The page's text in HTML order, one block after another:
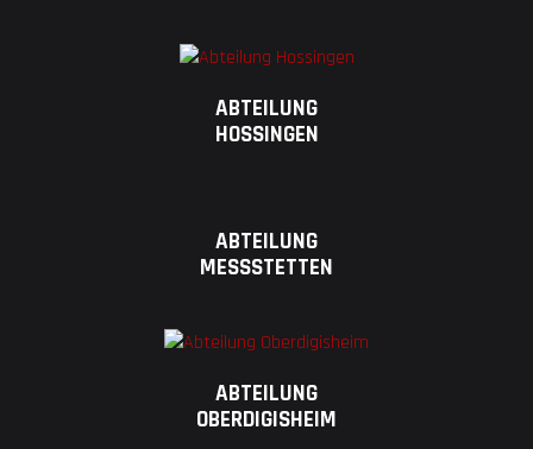
ABTEILUNG
HOSSINGEN
ABTEILUNG
ABTEILUNG